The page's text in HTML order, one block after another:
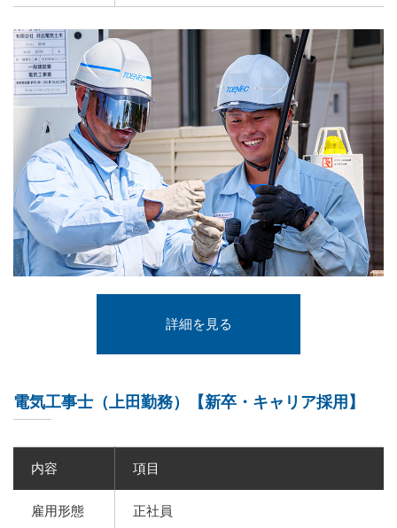
詳細を見る
電気工事士（上田勤務）【新卒・キャリア採用】
内容 項目
雇用形態 正社員